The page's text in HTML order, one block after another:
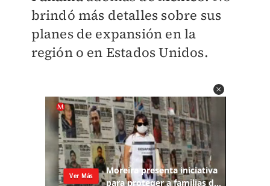
brindó más detalles sobre sus
planes de expansión en la
región o en Estados Unidos.